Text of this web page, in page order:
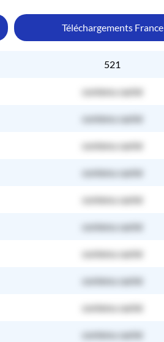
Téléchargements France
521
contenu caché
contenu caché
contenu caché
contenu caché
contenu caché
contenu caché
contenu caché
contenu caché
contenu caché
contenu caché